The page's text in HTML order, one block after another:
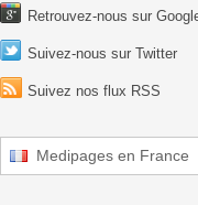
Retrouvez-nous sur
Suivez-nous sur Twitter
Suivez nos flux RSS
Medipages en France